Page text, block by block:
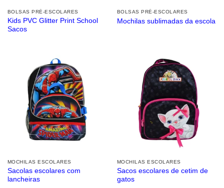
BOLSAS PRÉ-ESCOLARES
Kids PVC Glitter Print School
Sacos
BOLSAS PRÉ-ESCOLARES
Mochilas sublimadas da escola
MOCHILAS ESCOLARES
Sacolas escolares com
lancheiras
MOCHILAS ESCOLARES
Sacos escolares de cetim de
gatos